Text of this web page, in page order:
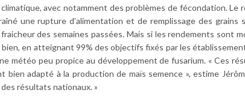
avec notamment des problèmes de fécondation. Le
une rupture d’alimentation et de remplissage des grains
des semaines passées. Mais si les rendements sont
en atteignant 99% des objectifs fixés par les
météo peu propice au développement de fusarium. « Ces
adapté à la production de maïs semence », estime
résultats nationaux. »